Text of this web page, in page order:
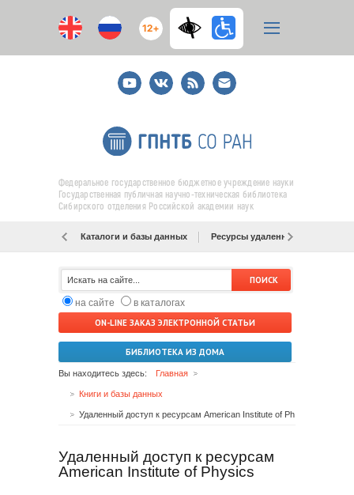
12+
YoutubeВКонтакте
RSS
E-
mail
подписка
Федеральное государственное бюджетное учреждение науки
Государственная публичная научно-техническая библиотека
Сибирского отделения Российской академии наук
Каталоги и базы данных Ресурсы удаленного доступа
на сайте
в каталогах
ON-LINE ЗАКАЗ ЭЛЕКТРОННОЙ СТАТЬИ
БИБЛИОТЕКА ИЗ ДОМА
Вы находитесь здесь: Главная
Книги и базы данных
Удаленный доступ к ресурсам
American Institute of Physics